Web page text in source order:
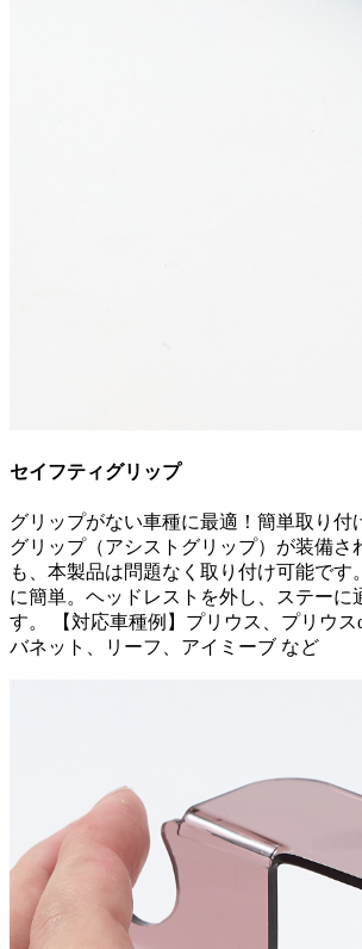
セイフティグリップ
グリップがない車種に最適！簡単取り付
グリップ（アシストグリップ）が装備さ
も、本製品は問題なく取り付け可能です
に簡単。ヘッドレストを外し、ステーに
す。 【対応車種例】プリウス、プリウス
バネット、リーフ、アイミーブ など